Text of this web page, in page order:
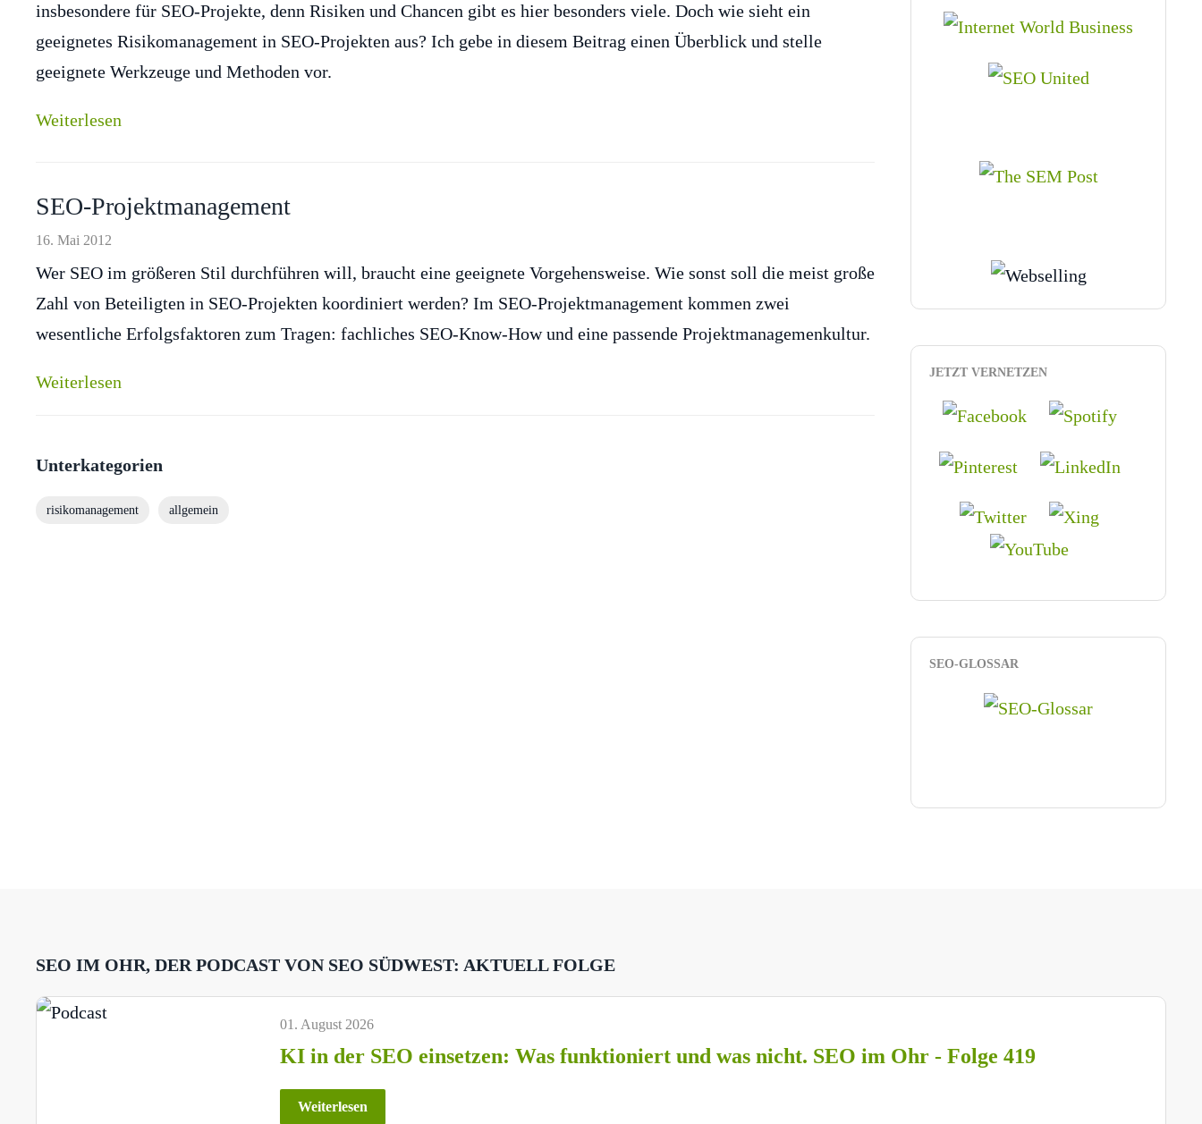
insbesondere für SEO-Projekte, denn Risiken und Chancen gibt es hier besonders viele. Doch wie sieht ein
geeignetes Risikomanagement in SEO-Projekten aus? Ich gebe in diesem Beitrag einen Überblick und stelle
geeignete Werkzeuge und Methoden vor.
Weiterlesen
SEO-Projektmanagement
16. Mai 2012
Wer SEO im größeren Stil durchführen will, braucht eine geeignete Vorgehensweise. Wie sonst soll die meist große
Zahl von Beteiligten in SEO-Projekten koordiniert werden? Im SEO-Projektmanagement kommen zwei
wesentliche Erfolgsfaktoren zum Tragen: fachliches SEO-Know-How und eine passende Projektmanagemenkultur.
Weiterlesen
Unterkategorien
risikomanagement allgemein
JETZT VERNETZEN
SEO-GLOSSAR
SEO IM OHR, DER PODCAST VON SEO SÜDWEST: AKTUELL FOLGE
01. August 2026
KI in der SEO einsetzen: Was funktioniert und was nicht. SEO im Ohr - Folge 419
Weiterlesen